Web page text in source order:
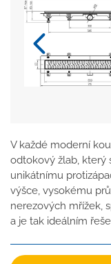
V každé moderní
odtokový žlab, který
unikátnímu
výšce, vysokému
nerezových mřížek,
a je tak ideálním